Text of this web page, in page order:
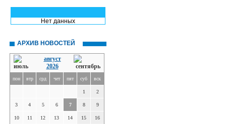
Нет данных
АРХИВ НОВОСТЕЙ
август
2026
пон втр срд чет пят суб вск
1 2
3 4 5 6 7 8 9
10 11 12 13 14 15 16